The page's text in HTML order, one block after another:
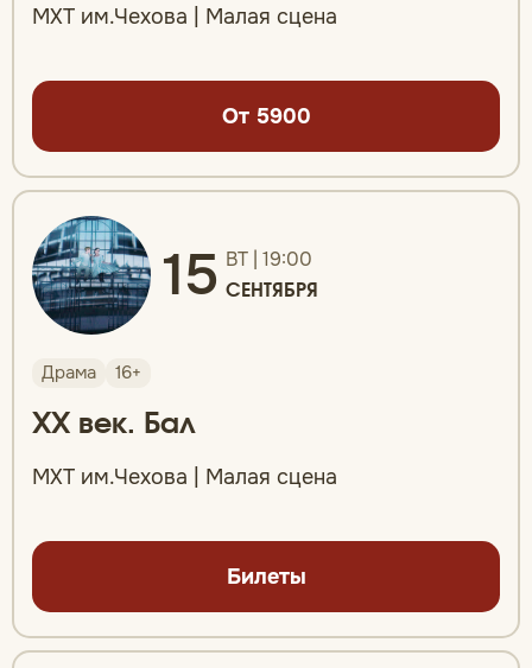
МХТ им.Чехова | Малая сцена
От 5900
15 ВТ | 19:00
СЕНТЯБРЯ
Драма 16+
XX век. Бал
МХТ им.Чехова | Малая сцена
Билеты